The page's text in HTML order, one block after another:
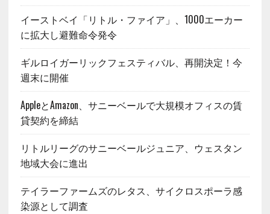
イーストベイ「リトル・ファイア」、1000エーカー
に拡大し避難命令発令
ギルロイガーリックフェスティバル、再開決定！今
週末に開催
AppleとAmazon、サニーベールで大規模オフィスの賃
貸契約を締結
リトルリーグのサニーベールジュニア、ウェスタン
地域大会に進出
テイラーファームズのレタス、サイクロスポーラ感
染源として調査